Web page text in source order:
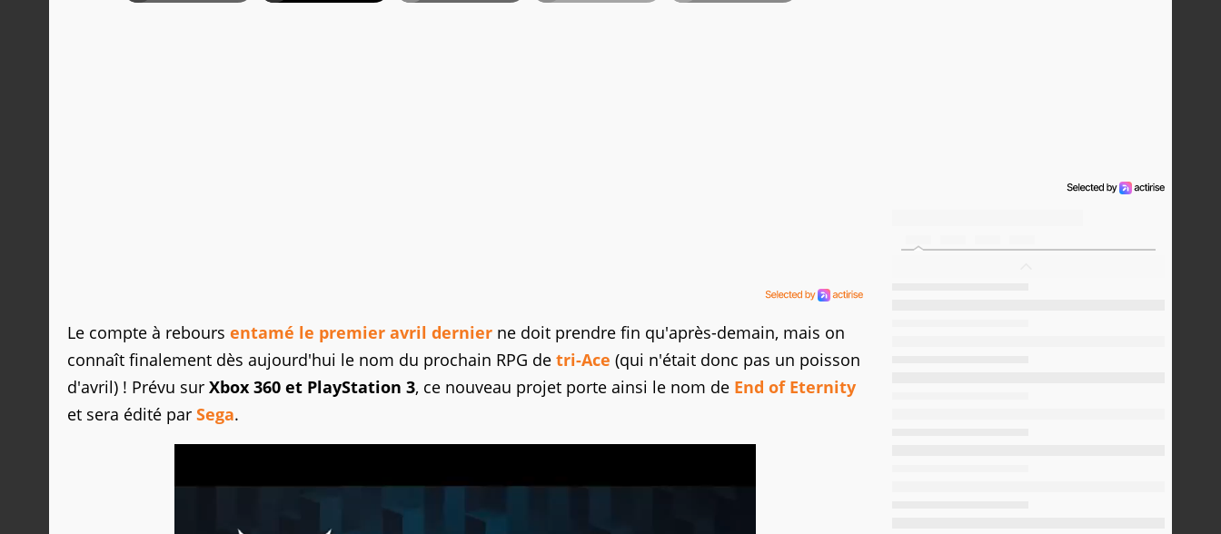
Le compte à rebours entamé le premier avril dernier ne doit prendre fin qu'après-demain, mais on
connaît finalement dès aujourd'hui le nom du prochain RPG de tri-Ace (qui n'était donc pas un poisson
d'avril) ! Prévu sur Xbox 360 et PlayStation 3, ce nouveau projet porte ainsi le nom de End of Eternity
et sera édité par Sega.